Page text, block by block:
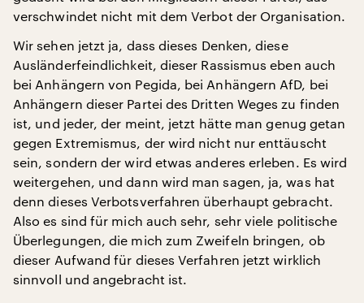
verschwindet nicht mit dem Verbot der Organisation.
Wir sehen jetzt ja, dass dieses Denken, diese
Ausländerfeindlichkeit, dieser Rassismus eben auch
bei Anhängern von Pegida, bei Anhängern AfD, bei
Anhängern dieser Partei des Dritten Weges zu finden
ist, und jeder, der meint, jetzt hätte man genug getan
gegen Extremismus, der wird nicht nur enttäuscht
sein, sondern der wird etwas anderes erleben. Es wird
weitergehen, und dann wird man sagen, ja, was hat
denn dieses Verbotsverfahren überhaupt gebracht.
Also es sind für mich auch sehr, sehr viele politische
Überlegungen, die mich zum Zweifeln bringen, ob
dieser Aufwand für dieses Verfahren jetzt wirklich
sinnvoll und angebracht ist.